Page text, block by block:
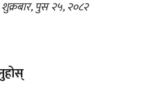
शुक्रबार, पुस २५, २०८२